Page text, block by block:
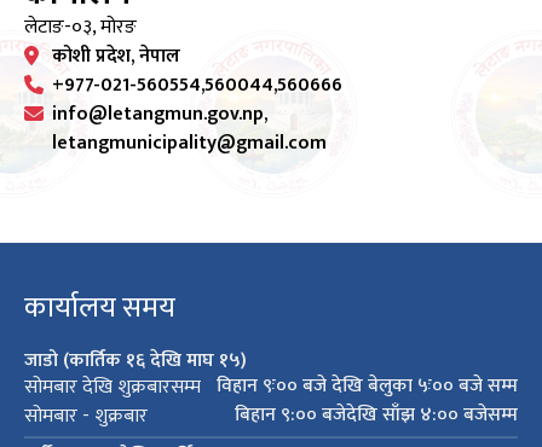
लेटाङ-०३, मोरङ
कोशी प्रदेश, नेपाल
+977-021-560554,560044,560666
info@letangmun.gov.np,
letangmunicipality@gmail.com
कार्यालय समय
जाडो (कार्तिक १६ देखि माघ १५)
सोमबार देखि शुक्रबारसम्म विहान ९ः०० बजे देखि बेलुका ५ः०० बजे सम्म
सोमबार - शुक्रबार
बिहान ९:०० बजेदेखि साँझ ४:०० बजेसम्म